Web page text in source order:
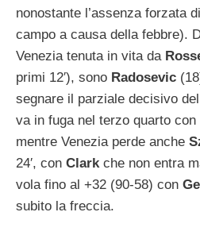
nonostante l’assenza forzata di
campo a causa della febbre).
Venezia tenuta in vita da
primi 12′), sono Radosevic
segnare il parziale decisivo
va in fuga nel terzo quarto con
mentre Venezia perde anche
24′, con Clark che non entra
vola fino al +32 (90-58) con
subito la freccia.